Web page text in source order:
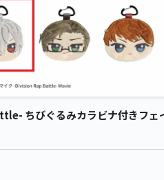
ちびぐるみカラビナ付きフ